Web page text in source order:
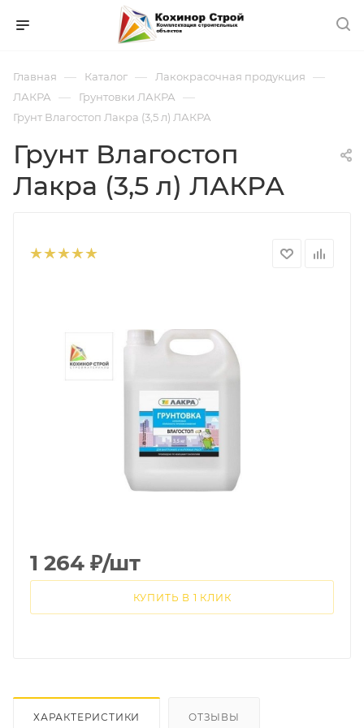
Главная — Каталог — Лакокрасочная продукция —
ЛАКРА — Грунтовки ЛАКРА —
Грунт Влагостоп Лакра (3,5 л) ЛАКРА
Грунт Влагостоп
Лакра (3,5 л) ЛАКРА
1 264 ₽/шт
КУПИТЬ В 1 КЛИК
ХАРАКТЕРИСТИКИ ОТЗЫВЫ